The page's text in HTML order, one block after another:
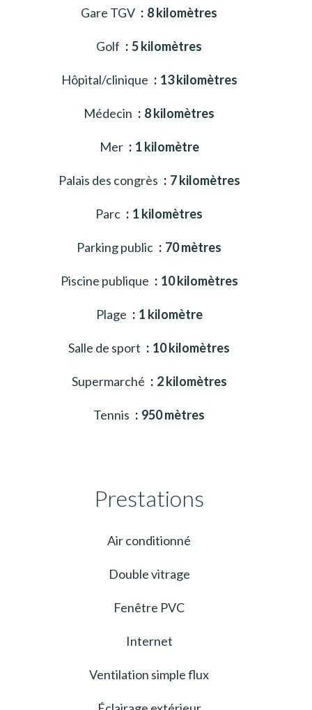
Gare TGV 8 kilomètres
Golf 5 kilomètres
Hôpital/clinique 13 kilomètres
Médecin 8 kilomètres
Mer 1 kilomètre
Palais des congrès 7 kilomètres
Parc 1 kilomètres
Parking public 70 mètres
Piscine publique 10 kilomètres
Plage 1 kilomètre
Salle de sport 10 kilomètres
Supermarché 2 kilomètres
Tennis 950 mètres
Prestations
Air conditionné
Double vitrage
Fenêtre PVC
Internet
Ventilation simple flux